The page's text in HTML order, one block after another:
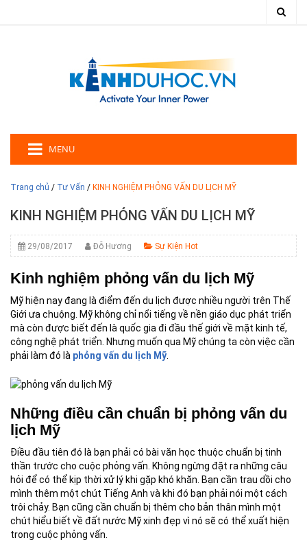
MENU
Trang chủ / Tư Vấn / KINH NGHIỆM PHỎNG VẤN DU LỊCH MỸ
KINH NGHIỆM PHỎNG VẤN DU LỊCH MỸ
29/08/2017 Đỗ Hương Sự Kiện Hot
Kinh nghiệm phỏng vấn du lịch Mỹ
Mỹ hiện nay đang là điểm đến du lịch được nhiều người trên Thế
Giới ưa chuộng. Mỹ không chỉ nổi tiếng về nền giáo dục phát triển
mà còn được biết đến là quốc gia đi đầu thế giới về mặt kinh tế,
công nghệ phát triển. Nhưng muốn qua Mỹ chúng ta còn việc cần
phải làm đó là phỏng vấn du lịch Mỹ.
Những điều cần chuẩn bị phỏng vấn du
lịch Mỹ
Điều đầu tiên đó là bạn phải có bài văn học thuộc chuẩn bị tinh
thần trước cho cuộc phỏng vấn. Không ngừng đặt ra những câu
hỏi để có thể kịp thời xử lý khi gặp khó khăn. Bạn cần trau dồi cho
mình thêm một chút Tiếng Anh và khi đó bạn phải nói một cách
trôi chảy. Bạn cũng cần chuẩn bị thêm cho bản thân mình một
chút hiểu biết về đất nước Mỹ xinh đẹp vì nó sẽ có thể xuất hiện
trong cuộc phỏng vấn.